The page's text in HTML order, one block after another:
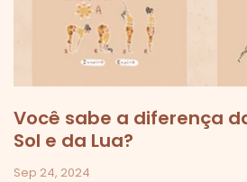
Você sabe a diferença
Sol e da Lua?
Sep 24, 2024